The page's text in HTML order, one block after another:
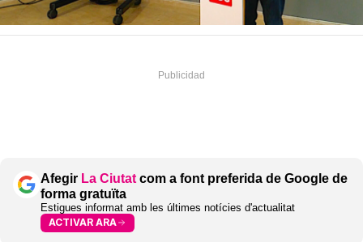
Afegir La Ciutat com a font preferida de Google de
forma gratuïta
Estigues informat amb les últimes notícies d'actualitat
ACTIVAR ARA